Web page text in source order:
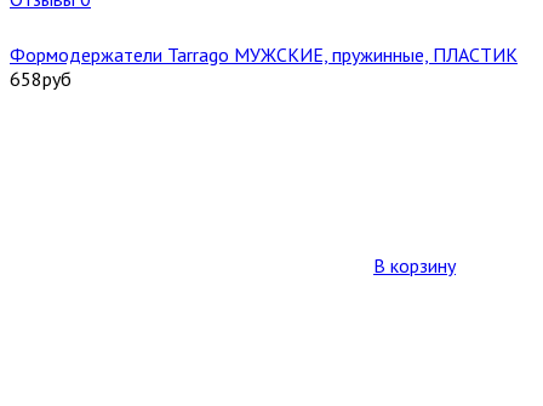
Формодержатели Tarrago МУЖСКИЕ, пружинные, ПЛАСТИК
658руб
В корзину